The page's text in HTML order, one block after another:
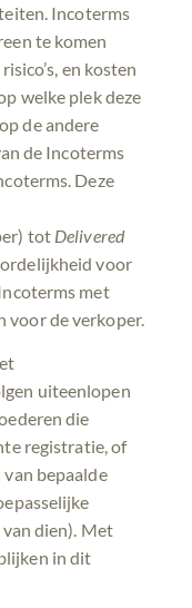
Incoterms
te komen
en kosten
welke plek deze
de andere
de Incoterms
Deze
tot Delivered
voor
met
voor de verkoper.
uiteenlopen
die
registratie, of
bepaalde
dien). Met
in dit